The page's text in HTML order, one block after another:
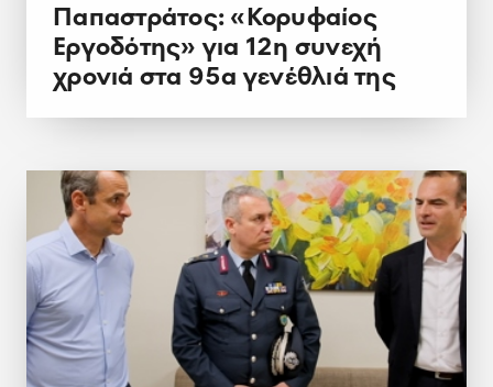
Παπαστράτος: «Κορυφαίος
Εργοδότης» για 12η συνεχή
χρονιά στα 95α γενέθλιά της